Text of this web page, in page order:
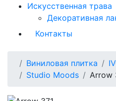
Искусственная трава
Декоративная
Контакты
Виниловая плитка
Studio Moods
Arrow